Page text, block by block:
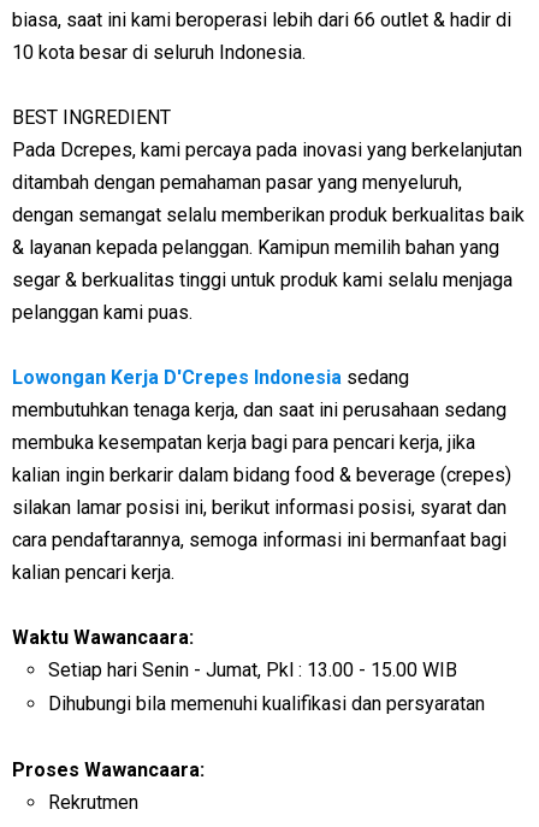
biasa, saat ini kami beroperasi lebih dari 66 outlet & hadir di
10 kota besar di seluruh Indonesia.
BEST INGREDIENT
Pada Dcrepes, kami percaya pada inovasi yang berkelanjutan
ditambah dengan pemahaman pasar yang menyeluruh,
dengan semangat selalu memberikan produk berkualitas baik
& layanan kepada pelanggan. Kamipun memilih bahan yang
segar & berkualitas tinggi untuk produk kami selalu menjaga
pelanggan kami puas.
Lowongan Kerja D'Crepes Indonesia sedang
membutuhkan tenaga kerja, dan saat ini perusahaan sedang
membuka kesempatan kerja bagi para pencari kerja, jika
kalian ingin berkarir dalam bidang food & beverage (crepes)
silakan lamar posisi ini, berikut informasi posisi, syarat dan
cara pendaftarannya, semoga informasi ini bermanfaat bagi
kalian pencari kerja.
Waktu Wawancaara:
Setiap hari Senin - Jumat, Pkl : 13.00 - 15.00 WIB
Dihubungi bila memenuhi kualifikasi dan persyaratan
Proses Wawancaara:
Rekrutmen